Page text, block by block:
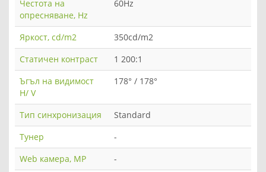
Честота на
опресняване, Hz
60Hz
Яркост, cd/m2
350cd/m2
Статичен контраст
1 200:1
Ъгъл на видимост
H/ V
178° / 178°
Тип синхронизация
Standard
Тунер
-
Web камера, MP
-